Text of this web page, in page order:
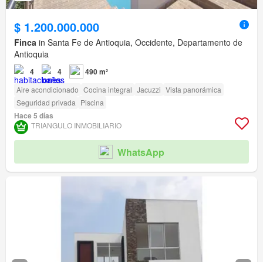
$ 1.200.000.000
Finca in Santa Fe de Antioquia, Occidente, Departamento de
Antioquia
4 4 490 m²
Aire acondicionado Cocina integral Jacuzzi Vista panorámica
Seguridad privada Piscina
Hace 5 días
TRIANGULO INMOBILIARIO
WhatsApp